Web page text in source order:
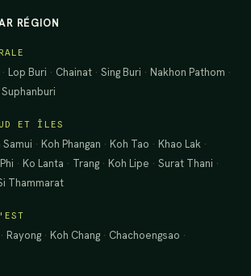
RÉGION
· Lop Buri · Chainat ·Sing Buri · Nakhon Pathom ·
Suphanburi
ET ÎLES
Samui · Koh Phangan · Koh Tao · Khao Lak ·
· Ko Lanta · Trang · Koh Lipe ·Surat Thani ·
Thammarat
· Rayong · Koh Chang · Chachoengsao ·